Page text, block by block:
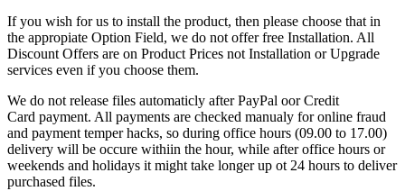
If you wish for us to install the product, then please choose that in
the appropiate Option Field, we do not offer free Installation. All
Discount Offers are on Product Prices not Installation or Upgrade
services even if you choose them.
We do not release files automaticly after PayPal οor Credit
Card payment. All payments are checked manualy for online fraud
and payment temper hacks, so during office hours (09.00 to 17.00)
delivery will be occure withiin the hour, while after office hours or
weekends and holidays it might take longer up ot 24 hours to deliver
purchased files.